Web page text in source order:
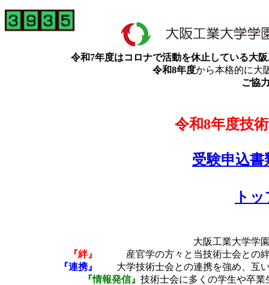
ト
大阪工業大学学
『絆』 産官学の方々と当技術士会との
『連携』 大学技術士会との連携を強め、互
『情報発信』 技術士会に多くの学生や卒
令和7年度はコロナで活動を休止している大
令和8年度から本格的に大
ご協
令和8年度技
受験申込